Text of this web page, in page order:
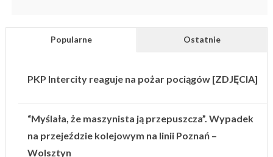
Popularne Ostatnie
PKP Intercity reaguje na pożar pociągów [ZDJĘCIA]
“Myślała, że maszynista ją przepuszcza”. Wypadek
na przejeździe kolejowym na linii Poznań –
Wolsztyn